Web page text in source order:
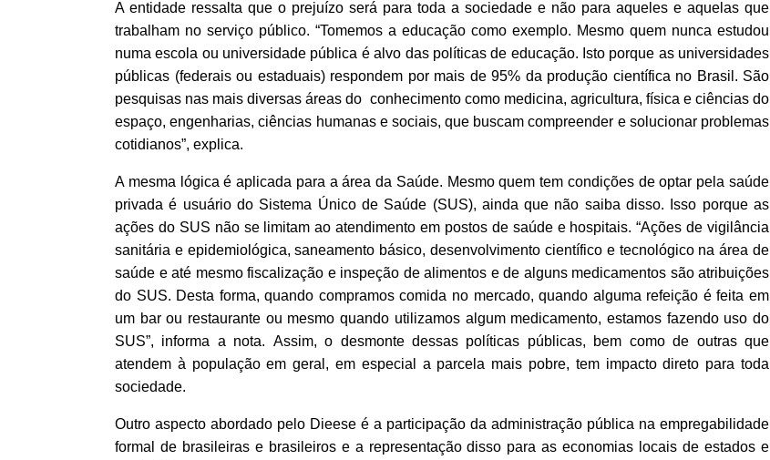
A entidade ressalta que o prejuízo será para toda a sociedade e não para aqueles e aquelas que
trabalham no serviço público. “Tomemos a educação como exemplo. Mesmo quem nunca estudou
numa escola ou universidade pública é alvo das políticas de educação. Isto porque as universidades
públicas (federais ou estaduais) respondem por mais de 95% da produção científica no Brasil. São
pesquisas nas mais diversas áreas do conhecimento como medicina, agricultura, física e ciências do
espaço, engenharias, ciências humanas e sociais, que buscam compreender e solucionar problemas
cotidianos”, explica.
A mesma lógica é aplicada para a área da Saúde. Mesmo quem tem condições de optar pela saúde
privada é usuário do Sistema Único de Saúde (SUS), ainda que não saiba disso. Isso porque as
ações do SUS não se limitam ao atendimento em postos de saúde e hospitais. “Ações de vigilância
sanitária e epidemiológica, saneamento básico, desenvolvimento científico e tecnológico na área de
saúde e até mesmo fiscalização e inspeção de alimentos e de alguns medicamentos são atribuições
do SUS. Desta forma, quando compramos comida no mercado, quando alguma refeição é feita em
um bar ou restaurante ou mesmo quando utilizamos algum medicamento, estamos fazendo uso do
SUS”, informa a nota. Assim, o desmonte dessas políticas públicas, bem como de outras que
atendem à população em geral, em especial a parcela mais pobre, tem impacto direto para toda
sociedade.
Outro aspecto abordado pelo Dieese é a participação da administração pública na empregabilidade
formal de brasileiras e brasileiros e a representação disso para as economias locais de estados e